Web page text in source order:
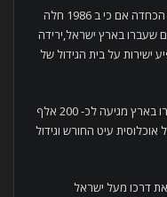
עיט החורש איננו מצוי בסכנת הכחדה אם כי ב 1986 חלה
שעברו בארץ ישראל,ירידה
ישירות על בית הגידול של
ב 2019 כמות הפריטים שנספרו בארץ מגיעה לכ- 200 אלף
עיט החורש וגידול
דרכו מעל ישראל